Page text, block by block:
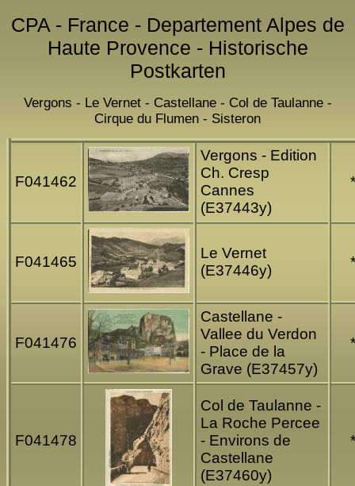
CPA - France - Departement Alpes de
Haute Provence - Historische
Postkarten
Vergons - Le Vernet - Castellane - Col de Taulanne -
Cirque du Flumen - Sisteron
F041462
Vergons - Edition
Ch. Cresp
Cannes
(E37443y)
*
F041465
Le Vernet
(E37446y)
*
F041476
Castellane -
Vallee du Verdon
- Place de la
Grave (E37457y)
*
F041478
Col de Taulanne -
La Roche Percee
- Environs de
Castellane
(E37460y)
*